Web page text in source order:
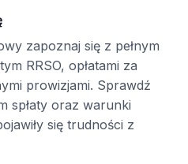
zapoznaj się z pełnym
RRSO, opłatami za
prowizjami. Sprawdź
spłaty oraz warunki
się trudności z